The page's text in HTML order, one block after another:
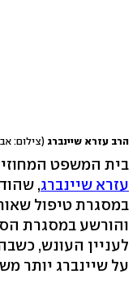
הרב עזרא שיינברג (צילום:
בית המשפט
עזרא שיינברג
במסגרת טיפול
והורשע במסגרת
לעניין העונש,
על שיינברג יותר